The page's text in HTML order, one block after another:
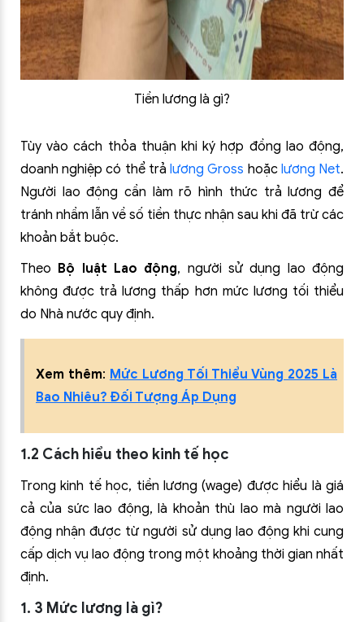
Tiền lương là gì?
Tùy vào cách thỏa thuận khi ký hợp đồng lao động,
doanh nghiệp có thể trảlương Gross hoặc lương Net.
Người lao động cần làm rõ hình thức trả lương để
tránh nhầm lẫn về số tiền thực nhận sau khi đã trừ các
khoản bắt buộc.
Theo Bộ luật Lao động, người sử dụng lao động
không được trả lương thấp hơn mức lương tối thiểu
do Nhà nước quy định.
Xem thêm: Mức Lương Tối Thiểu Vùng 2025 Là
Bao Nhiêu? Đối Tượng Áp Dụng
1.2 Cách hiểu theo kinh tế học
Trong kinh tế học, tiền lương (wage) được hiểu là giá
cả của sức lao động, là khoản thù lao mà người lao
động nhận được từ người sử dụng lao động khi cung
cấp dịch vụ lao động trong một khoảng thời gian nhất
định.
1. 3 Mức lương là gì?